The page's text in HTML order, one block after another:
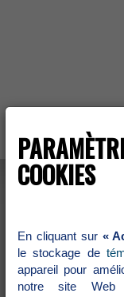
COOKIES
Encliquantsur
lestockagede